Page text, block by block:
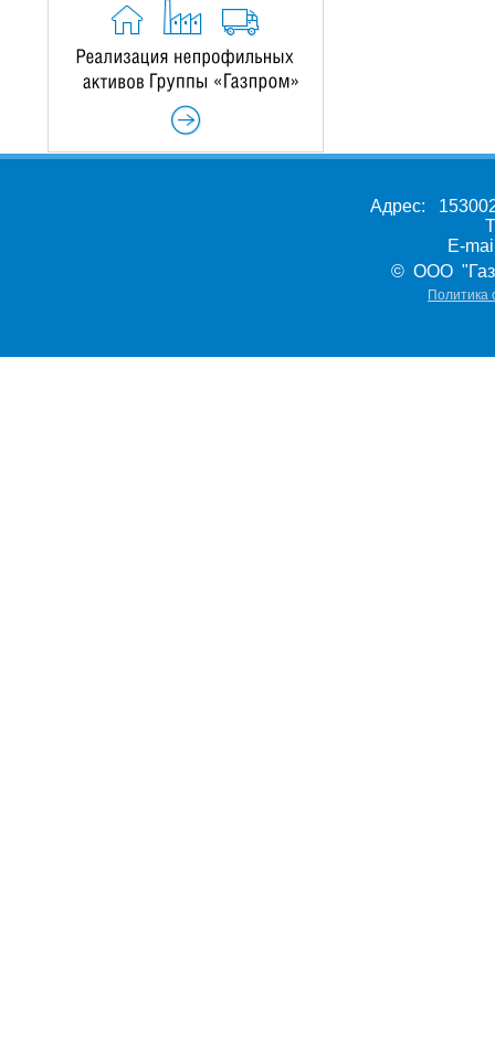
Адрес:
E-
© ООО
Политика